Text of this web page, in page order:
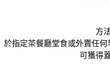
方
於指定茶餐廳堂食或外賣任
可獲得